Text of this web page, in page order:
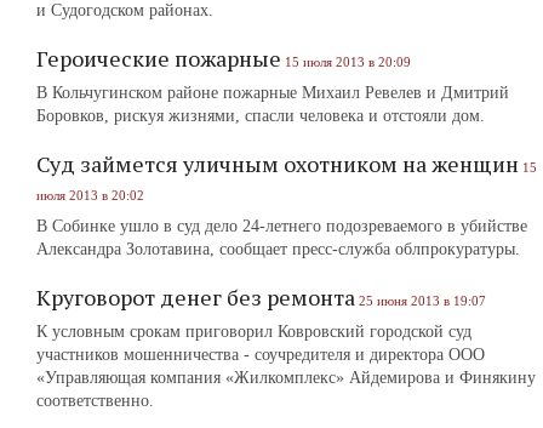
и Судогодском районах.
Героические пожарные 15 июля 2013 в 20:09
В Кольчугинском районе пожарные Михаил Ревелев и Дмитрий
Боровков, рискуя жизнями, спасли человека и отстояли дом.
Суд займется уличным охотником на женщин 15
июля 2013 в 20:02
В Собинке ушло в суд дело 24-летнего подозреваемого в убийстве
Александра Золотавина, сообщает пресс-служба облпрокуратуры.
Круговорот денег без ремонта 25 июня 2013 в 19:07
К условным срокам приговорил Ковровский городской суд
участников мошенничества ‑ соучредителя и директора ООО
«Управляющая компания «Жилкомплекс» Айдемирова и Финякину
соответственно.